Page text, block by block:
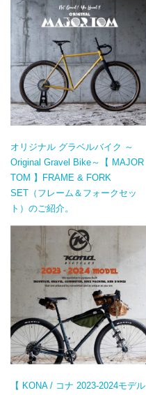
オリジナル グラベルバイク ～
Original Gravel Bike～【 MAJOR
TOM 】FRAME & FORK
SET（フレーム＆フォークセッ
ト）のご紹介。
【 KONA / コナ 2023-2024モデル